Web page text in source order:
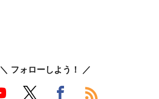
＼ フォローしよう！ ／